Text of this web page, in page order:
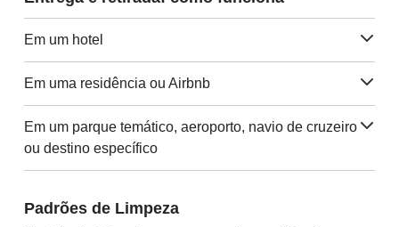
Em um hotel
Em uma residência ou Airbnb
Em um parque temático, aeroporto, navio de cruzeiro
ou destino específico
Padrões de Limpeza